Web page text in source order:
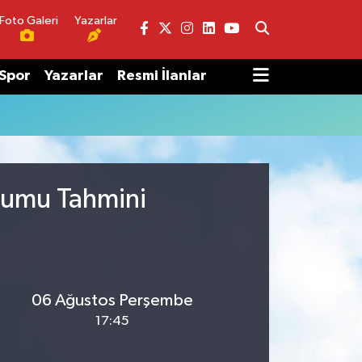
Foto Galeri Yazarlar
Yazarlar Resmi İlanlar
Tahmini
06 Ağustos Perşembe
17:45